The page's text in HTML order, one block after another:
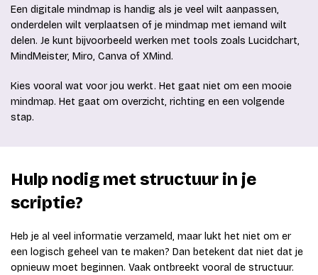
Een digitale mindmap is handig als je veel wilt aanpassen,
onderdelen wilt verplaatsen of je mindmap met iemand wilt
delen. Je kunt bijvoorbeeld werken met tools zoals Lucidchart,
MindMeister, Miro, Canva of XMind.
Kies vooral wat voor jou werkt. Het gaat niet om een mooie
mindmap. Het gaat om overzicht, richting en een volgende
stap.
Hulp nodig met structuur in je
scriptie?
Heb je al veel informatie verzameld, maar lukt het niet om er
een logisch geheel van te maken? Dan betekent dat niet dat je
opnieuw moet beginnen. Vaak ontbreekt vooral de structuur.